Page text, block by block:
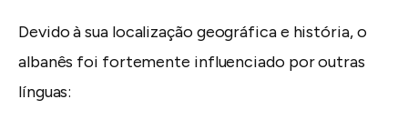
Devido à sua localização geográfica e história, o
albanês foi fortemente influenciado por outras
línguas: